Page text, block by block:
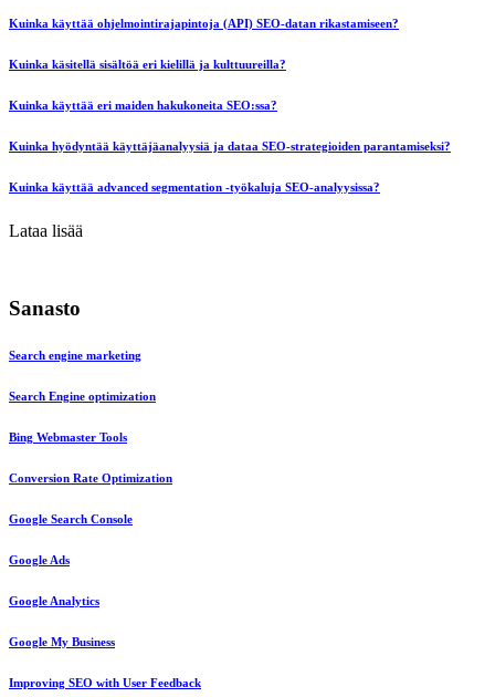
Kuinka käyttää ohjelmointirajapintoja (API) SEO-datan rikastamiseen?
Kuinka käsitellä sisältöä eri kielillä ja kulttuureilla?
Kuinka käyttää eri maiden hakukoneita SEO:ssa?
Kuinka hyödyntää käyttäjäanalyysiä ja dataa SEO-strategioiden parantamiseksi?
Kuinka käyttää advanced segmentation -työkaluja SEO-analyysissa?
Lataa lisää
Sanasto
Search engine marketing
Search Engine optimization
Bing Webmaster Tools
Conversion Rate Optimization
Google Search Console
Google Ads
Google Analytics
Google My Business
Improving SEO with User Feedback